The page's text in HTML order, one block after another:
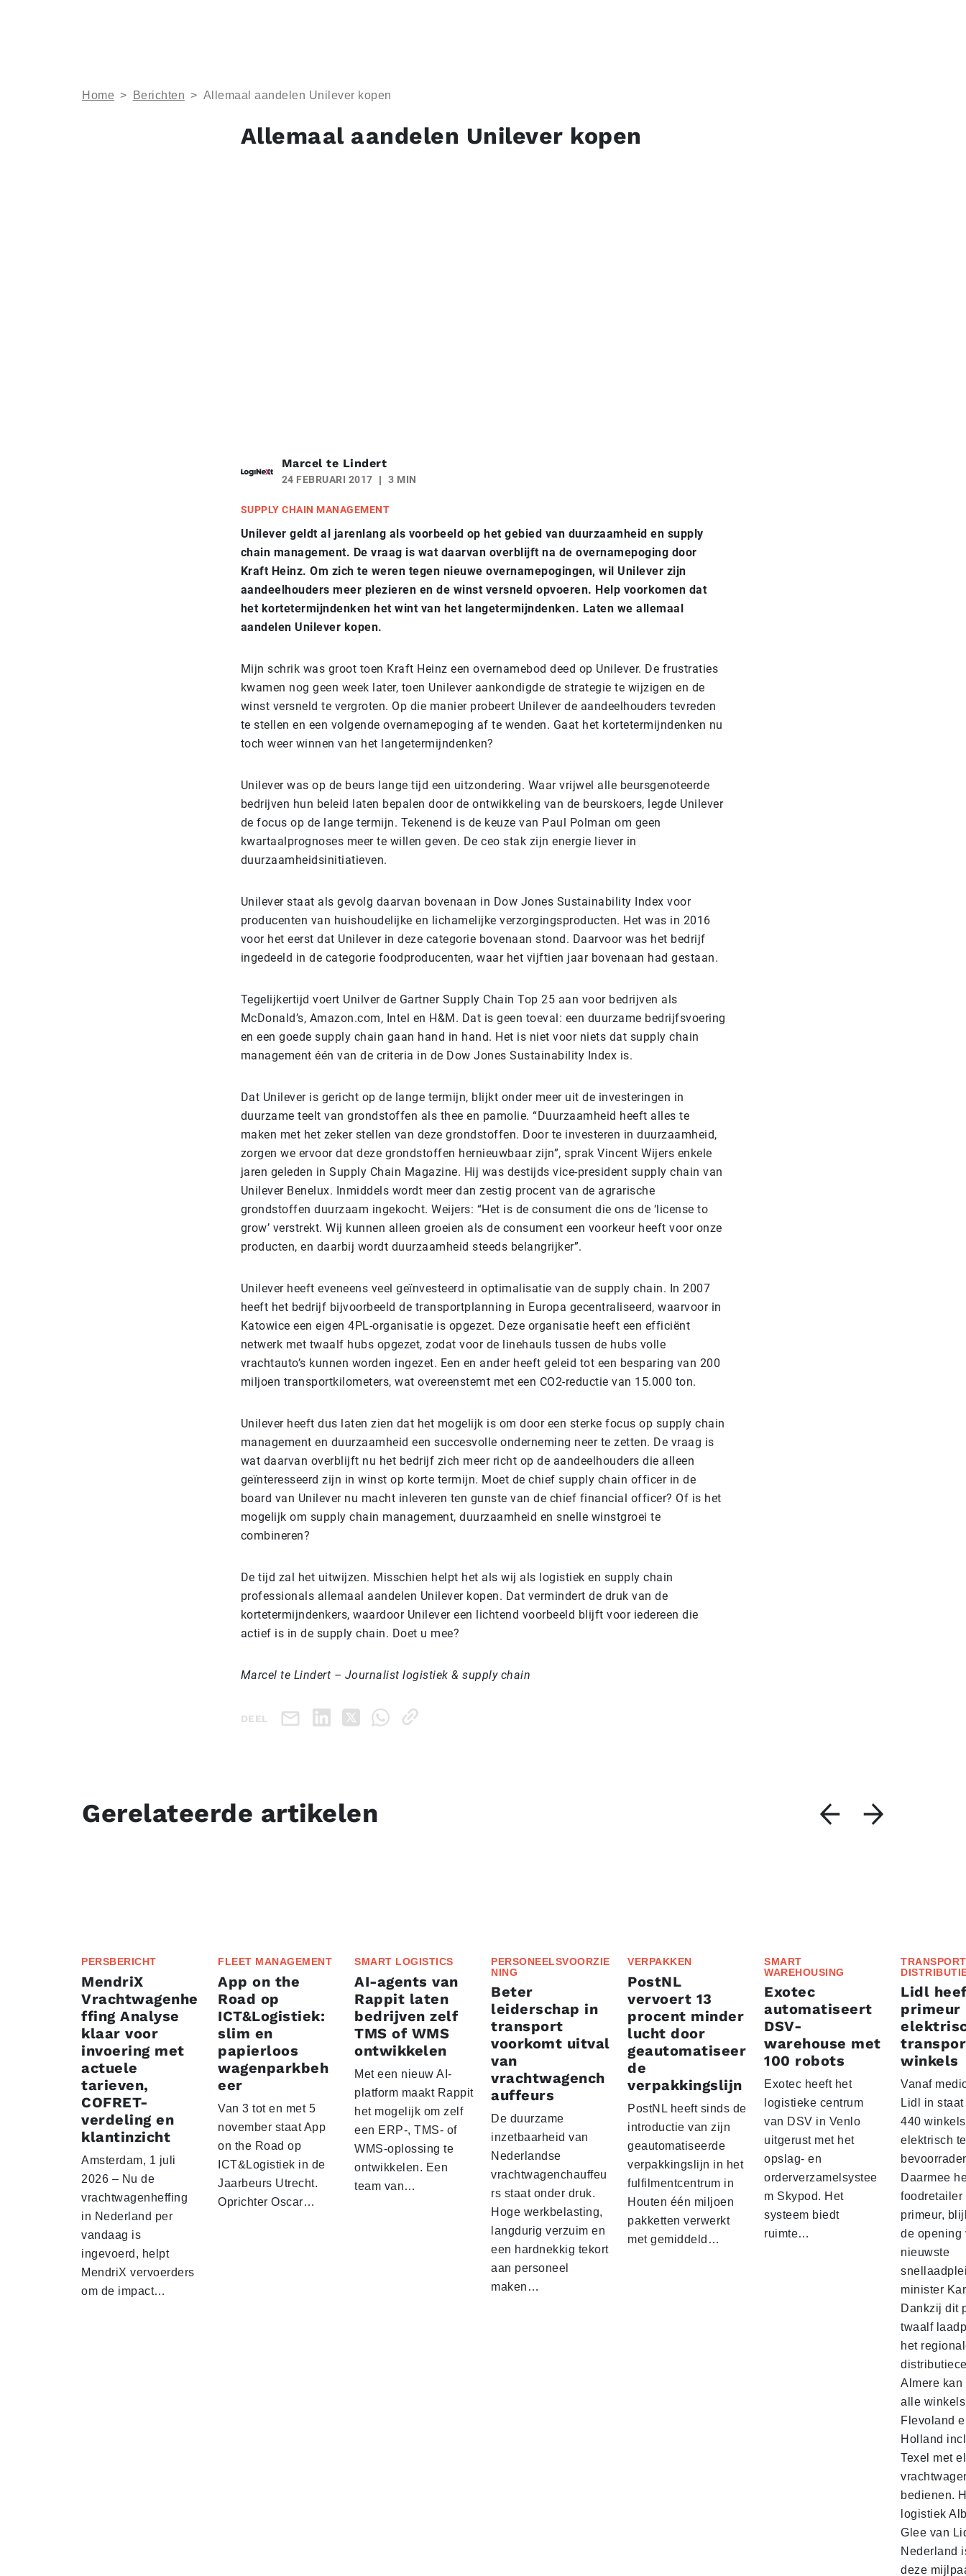
Home > Berichten > Allemaal aandelen Unilever kopen
Allemaal aandelen Unilever kopen
Marcel te Lindert
24 FEBRUARI 2017 3 MIN
SUPPLY CHAIN MANAGEMENT
Unilever geldt al jarenlang als voorbeeld op het gebied van duurzaamheid en supply
chain management. De vraag is wat daarvan overblijft na de overnamepoging door
Kraft Heinz. Om zich te weren tegen nieuwe overnamepogingen, wil Unilever zijn
aandeelhouders meer plezieren en de winst versneld opvoeren. Help voorkomen dat
het kortetermijndenken het wint van het langetermijndenken. Laten we allemaal
aandelen Unilever kopen.
Mijn schrik was groot toen Kraft Heinz een overnamebod deed op Unilever. De frustraties
kwamen nog geen week later, toen Unilever aankondigde de strategie te wijzigen en de
winst versneld te vergroten. Op die manier probeert Unilever de aandeelhouders tevreden
te stellen en een volgende overnamepoging af te wenden. Gaat het kortetermijndenken nu
toch weer winnen van het langetermijndenken?
Unilever was op de beurs lange tijd een uitzondering. Waar vrijwel alle beursgenoteerde
bedrijven hun beleid laten bepalen door de ontwikkeling van de beurskoers, legde Unilever
de focus op de lange termijn. Tekenend is de keuze van Paul Polman om geen
kwartaalprognoses meer te willen geven. De ceo stak zijn energie liever in
duurzaamheidsinitiatieven.
Unilever staat als gevolg daarvan bovenaan in Dow Jones Sustainability Index voor
producenten van huishoudelijke en lichamelijke verzorgingsproducten. Het was in 2016
voor het eerst dat Unilever in deze categorie bovenaan stond. Daarvoor was het bedrijf
ingedeeld in de categorie foodproducenten, waar het vijftien jaar bovenaan had gestaan.
Tegelijkertijd voert Unilver de Gartner Supply Chain Top 25 aan voor bedrijven als
McDonald’s, Amazon.com, Intel en H&M. Dat is geen toeval: een duurzame bedrijfsvoering
en een goede supply chain gaan hand in hand. Het is niet voor niets dat supply chain
management één van de criteria in de Dow Jones Sustainability Index is.
Dat Unilever is gericht op de lange termijn, blijkt onder meer uit de investeringen in
duurzame teelt van grondstoffen als thee en pamolie. “Duurzaamheid heeft alles te
maken met het zeker stellen van deze grondstoffen. Door te investeren in duurzaamheid,
zorgen we ervoor dat deze grondstoffen hernieuwbaar zijn”, sprak Vincent Wijers enkele
jaren geleden in Supply Chain Magazine. Hij was destijds vice-president supply chain van
Unilever Benelux. Inmiddels wordt meer dan zestig procent van de agrarische
grondstoffen duurzaam ingekocht. Weijers: “Het is de consument die ons de ‘license to
grow’ verstrekt. Wij kunnen alleen groeien als de consument een voorkeur heeft voor onze
producten, en daarbij wordt duurzaamheid steeds belangrijker”.
Unilever heeft eveneens veel geïnvesteerd in optimalisatie van de supply chain. In 2007
heeft het bedrijf bijvoorbeeld de transportplanning in Europa gecentraliseerd, waarvoor in
Katowice een eigen 4PL-organisatie is opgezet. Deze organisatie heeft een efficiënt
netwerk met twaalf hubs opgezet, zodat voor de linehauls tussen de hubs volle
vrachtauto’s kunnen worden ingezet. Een en ander heeft geleid tot een besparing van 200
miljoen transportkilometers, wat overeenstemt met een CO2-reductie van 15.000 ton.
Unilever heeft dus laten zien dat het mogelijk is om door een sterke focus op supply chain
management en duurzaamheid een succesvolle onderneming neer te zetten. De vraag is
wat daarvan overblijft nu het bedrijf zich meer richt op de aandeelhouders die alleen
geïnteresseerd zijn in winst op korte termijn. Moet de chief supply chain officer in de
board van Unilever nu macht inleveren ten gunste van de chief financial officer? Of is het
mogelijk om supply chain management, duurzaamheid en snelle winstgroei te
combineren?
De tijd zal het uitwijzen. Misschien helpt het als wij als logistiek en supply chain
professionals allemaal aandelen Unilever kopen. Dat vermindert de druk van de
kortetermijndenkers, waardoor Unilever een lichtend voorbeeld blijft voor iedereen die
actief is in de supply chain. Doet u mee?
Marcel te Lindert – Journalist logistiek & supply chain
DEEL
Gerelateerde artikelen
PERSBERICHT
MendriX
Vrachtwagenhe
ffing Analyse
klaar voor
invoering met
actuele
tarieven,
COFRET-
verdeling en
klantinzicht
Amsterdam, 1 juli
2026 – Nu de
vrachtwagenheffing
in Nederland per
vandaag is
ingevoerd, helpt
MendriX vervoerders
om de impact…
FLEET MANAGEMENT
App on the
Road op
ICT&Logistiek:
slim en
papierloos
wagenparkbeh
eer
Van 3 tot en met 5
november staat App
on the Road op
ICT&Logistiek in de
Jaarbeurs Utrecht.
Oprichter Oscar…
SMART LOGISTICS
AI-agents van
Rappit laten
bedrijven zelf
TMS of WMS
ontwikkelen
Met een nieuw AI-
platform maakt Rappit
het mogelijk om zelf
een ERP-, TMS- of
WMS-oplossing te
ontwikkelen. Een
team van…
PERSONEELSVOORZIE
NING
Beter
leiderschap in
transport
voorkomt uitval
van
vrachtwagench
auffeurs
De duurzame
inzetbaarheid van
Nederlandse
vrachtwagenchauffeu
rs staat onder druk.
Hoge werkbelasting,
langdurig verzuim en
een hardnekkig tekort
aan personeel
maken…
VERPAKKEN
PostNL
vervoert 13
procent minder
lucht door
geautomatiseer
de
verpakkingslijn
PostNL heeft sinds de
introductie van zijn
geautomatiseerde
verpakkingslijn in het
fulfilmentcentrum in
Houten één miljoen
pakketten verwerkt
met gemiddeld…
SMART
WAREHOUSING
Exotec
automatiseert
DSV-
warehouse met
100 robots
Exotec heeft het
logistieke centrum
van DSV in Venlo
uitgerust met het
opslag- en
orderverzamelsystee
m Skypod. Het
systeem biedt
ruimte…
Lidl
primeur
winkels
Vanaf
Lidl in
440 winkels
elektrisch te
Daarmee
foodretailer
primeur,
de opening
nieuwste
minister
Dankzij dit
twaalf
het
Almere
alle
Flevoland
Holland
Texel met
bedienen.
logistiek
Glee van
Nederland
deze